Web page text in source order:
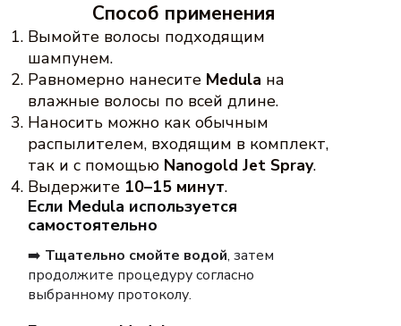
Способ применения
Вымойте волосы подходящим
шампунем.
Равномерно нанесите Medula на
влажные волосы по всей длине.
Наносить можно как обычным
распылителем, входящим в комплект,
так и с помощью Nanogold Jet Spray.
Выдержите 10–15 минут.
Если Medula используется
самостоятельно
➡️ Тщательно смойте водой, затем
продолжите процедуру согласно
выбранному протоколу.